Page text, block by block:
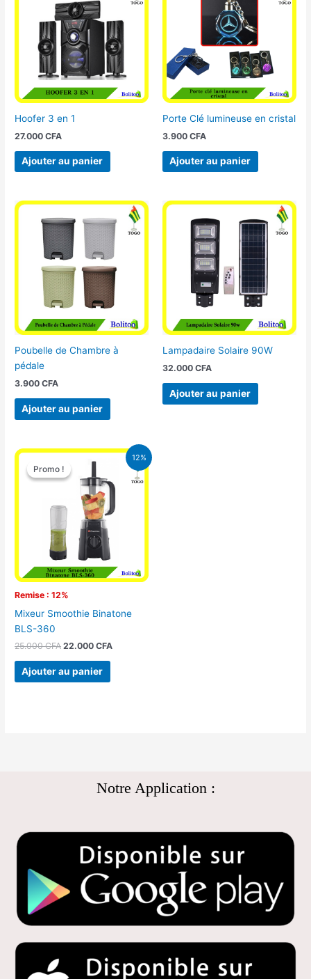
Hoofer 3 en 1
27.000CFA
Ajouter au panier
Porte Clé lumineuse en cristal
3.900 CFA
Ajouter au panier
Poubelle de Chambre à
pédale
3.900CFA
Ajouter au panier
Lampadaire Solaire 90W
32.000 CFA
Ajouter au panier
12%
Promo !
Remise : 12%
Promo !
Mixeur Smoothie Binatone
BLS-360
25.000CFA
Le
prix
initial
était :
25.000 CFA.
22.000CFA
Le
prix
actuel
est :
Ajouter au panier
Notre Application :